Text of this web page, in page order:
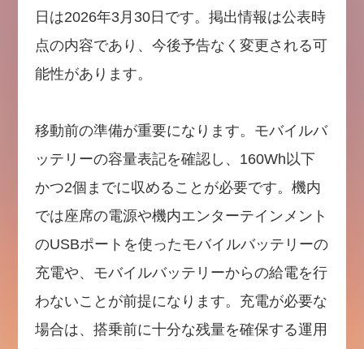
日は2026年3月30日です。掲出情報は公表時
点の内容であり、今後予告なく変更される可
能性があります。
移動前の準備が重要になります。モバイルバ
ッテリーの容量表記を確認し、160Wh以下
かつ2個までに収めることが必要です。機内
では座席の電源や機内エンターテインメント
のUSBポートを使ったモバイルバッテリーの
充電や、モバイルバッテリーからの給電を行
わないことが前提になります。充電が必要な
場合は、搭乗前に十分な残量を確保する運用